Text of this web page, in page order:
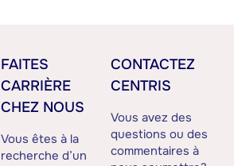
FAITES
CARRIÈRE
CHEZ NOUS
Vous êtes à la
recherche d’un
CONTACTEZ
CENTRIS
Vous avez des
questions ou des
commentaires à